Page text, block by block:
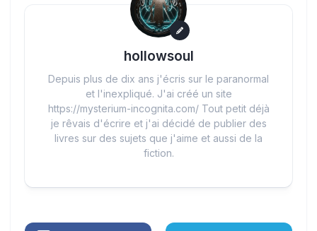
hollowsoul
Depuis plus de dix ans j'écris sur le paranormal
et l'inexpliqué. J'ai créé un site
https://mysterium-incognita.com/ Tout petit déjà
je rêvais d'écrire et j'ai décidé de publier des
livres sur des sujets que j'aime et aussi de la
fiction.